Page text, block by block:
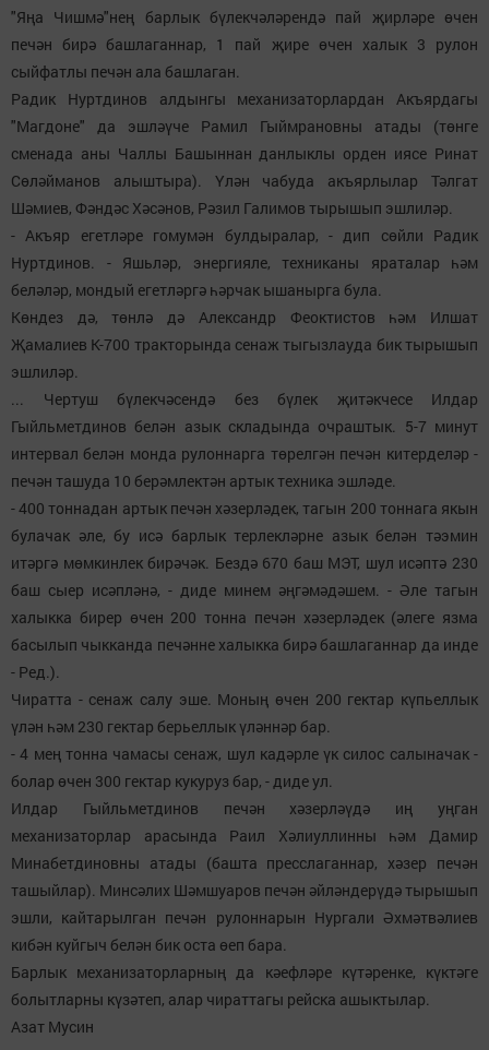
"Яңа Чишмә"нең барлык бүлекчәләрендә пай җирләре өчен
печән бирә башлаганнар, 1 пай җире өчен халык 3 рулон
сыйфатлы печән ала башлаган.
Радик Нуртдинов алдынгы механизаторлардан Акъярдагы
"Магдоне" да эшләүче Рамил Гыймрановны атады (төнге
сменада аны Чаллы Башыннан данлыклы орден иясе Ринат
Сөләйманов алыштыра). Үлән чабуда акъярлылар Тәлгат
Шәмиев, Фәндәс Хәсәнов, Рәзил Галимов тырышып эшлиләр.
- Акъяр егетләре гомумән булдыралар, - дип сөйли Радик
Нуртдинов. - Яшьләр, энергияле, техниканы яраталар һәм
беләләр, мондый егетләргә һәрчак ышанырга була.
Көндез дә, төнлә дә Александр Феоктистов һәм Илшат
Җамалиев К-700 тракторында сенаж тыгызлауда бик тырышып
эшлиләр.
... Чертуш бүлекчәсендә без бүлек җитәкчесе Илдар
Гыйльметдинов белән азык складында очраштык. 5-7 минут
интервал белән монда рулоннарга төрелгән печән китерделәр -
печән ташуда 10 берәмлектән артык техника эшләде.
- 400 тоннадан артык печән хәзерләдек, тагын 200 тоннага якын
булачак әле, бу исә барлык терлекләрне азык белән тәэмин
итәргә мөмкинлек бирәчәк. Бездә 670 баш МЭТ, шул исәптә 230
баш сыер исәпләнә, - диде минем әңгәмәдәшем. - Әле тагын
халыкка бирер өчен 200 тонна печән хәзерләдек (әлеге язма
басылып чыкканда печәнне халыкка бирә башлаганнар да инде
- Ред.).
Чиратта - сенаж салу эше. Моның өчен 200 гектар күпьеллык
үлән һәм 230 гектар берьеллык үләннәр бар.
- 4 мең тонна чамасы сенаж, шул кадәрле үк силос салыначак -
болар өчен 300 гектар кукуруз бар, - диде ул.
Илдар Гыйльметдинов печән хәзерләүдә иң уңган
механизаторлар арасында Раил Хәлиуллинны һәм Дамир
Минабетдиновны атады (башта пресслаганнар, хәзер печән
ташыйлар). Минсәлих Шәмшуаров печән әйләндерүдә тырышып
эшли, кайтарылган печән рулоннарын Нургали Әхмәтвәлиев
кибән куйгыч белән бик оста өеп бара.
Барлык механизаторларның да кәефләре күтәренке, күктәге
болытларны күзәтеп, алар чираттагы рейска ашыктылар.
Азат Мусин